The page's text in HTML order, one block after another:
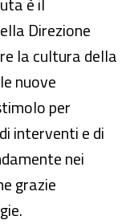
Direzione
la cultura della
nuove
per
interventi e di
nei
grazie